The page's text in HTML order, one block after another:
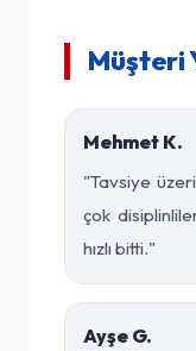
Müşteri
Mehmet K.
"Tavsiye
çok
hızlı bitti."
Ayşe G.